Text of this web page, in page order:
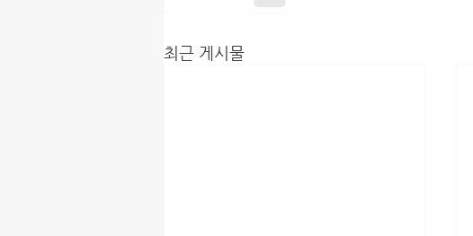
최근 게시물